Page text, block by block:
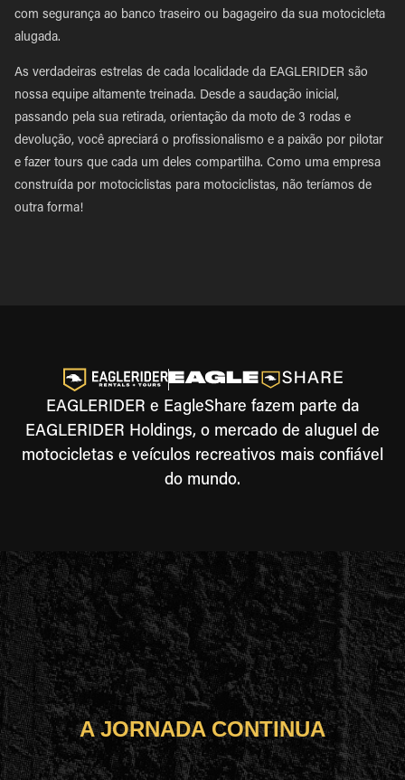
com segurança ao banco traseiro ou bagageiro da sua motocicleta
alugada.
As verdadeiras estrelas de cada localidade da EAGLERIDER são
nossa equipe altamente treinada. Desde a saudação inicial,
passando pela sua retirada, orientação da moto de 3 rodas e
devolução, você apreciará o profissionalismo e a paixão por pilotar
e fazer tours que cada um deles compartilha. Como uma empresa
construída por motociclistas para motociclistas, não teríamos de
outra forma!
EAGLERIDER e EagleShare fazem parte da
EAGLERIDER Holdings, o mercado de aluguel de
motocicletas e veículos recreativos mais confiável
do mundo.
A JORNADA CONTINUA